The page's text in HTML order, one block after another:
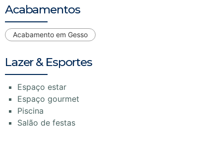
Acabamentos
Acabamento em Gesso
Lazer & Esportes
Espaço estar
Espaço gourmet
Piscina
Salão de festas